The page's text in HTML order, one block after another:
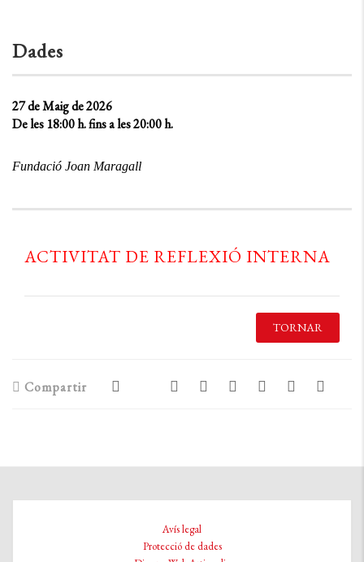
Dades
27 de Maig de 2026
De les 18:00 h. fins a les 20:00 h.
Fundació Joan Maragall
ACTIVITAT DE REFLEXIÓ INTERNA
TORNAR
Compartir
Avís legal
Protecció de dades